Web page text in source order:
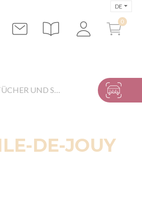
DE
TISCHTÜCHER UND SERVIETTEN
DE-JOUY